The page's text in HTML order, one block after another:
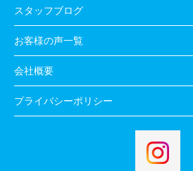
スタッフブログ
お客様の声一覧
会社概要
プライバシーポリシー